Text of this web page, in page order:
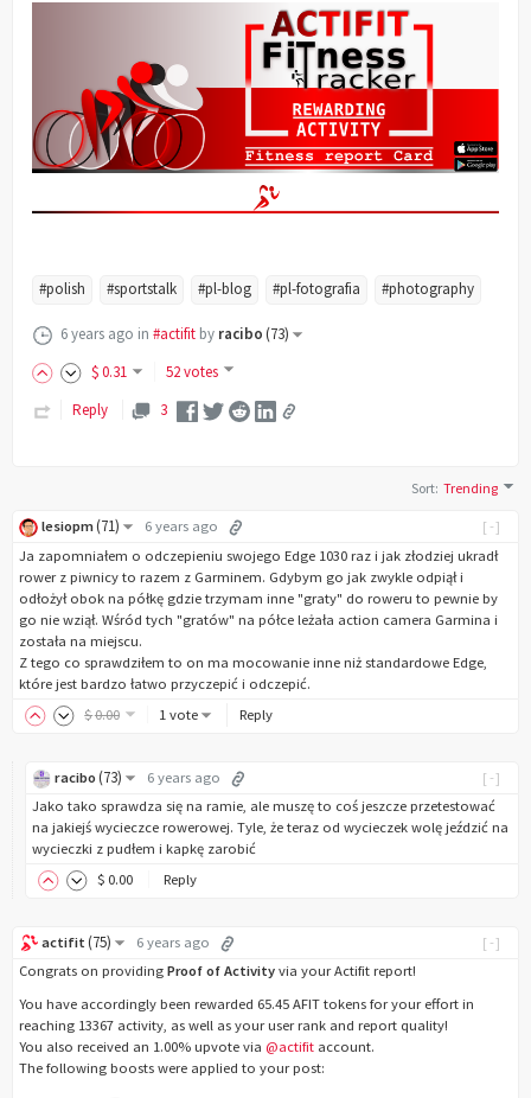
#polish #sportstalk #pl-blog #pl-fotografia #photography
6 years ago in #actifit by racibo(73)
$0.31
52 votes
Reply
3
Sort:Trending
[-]
lesiopm(71)
6 years ago
Ja zapomniałem o odczepieniu swojego Edge 1030 raz i jak złodziej ukradł
rower z piwnicy to razem z Garminem. Gdybym go jak zwykle odpiął i
odłożył obok na półkę gdzie trzymam inne "graty" do roweru to pewnie by
go nie wziął. Wśród tych "gratów" na półce leżała action camera Garmina i
została na miejscu.
Z tego co sprawdziłem to on ma mocowanie inne niż standardowe Edge,
które jest bardzo łatwo przyczepić i odczepić.
$0.00 1 vote Reply
[-]
racibo (73)
6 years ago
Jako tako sprawdza się na ramie, ale muszę to coś jeszcze przetestować
na jakiejś wycieczce rowerowej. Tyle, że teraz od wycieczek wolę jeździć na
wycieczki z pudłem i kapkę zarobić
$ 0.00 Reply
[-]
actifit (75)
6 years ago
Congrats on providing Proof of Activity via your Actifit report!
You have accordingly been rewarded 65.45 AFIT tokens for your effort in
reaching 13367 activity, as well as your user rank and report quality!
You also received an 1.00% upvote via @actifit account.
The following boosts were applied to your post: